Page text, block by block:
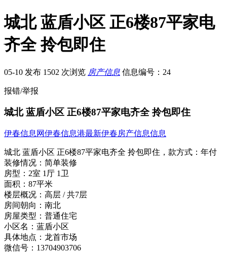
城北 蓝盾小区 正6楼87平家电
齐全 拎包即住
05-10 发布 1502 次浏览 房产信息 信息编号：24
报错/举报
城北 蓝盾小区 正6楼87平家电齐全 拎包即住
伊春信息网伊春信息港最新伊春房产信息信息
城北 蓝盾小区 正6楼87平家电齐全 拎包即住， 款方式： 年付
装修情况： 简单装修
房型： 2室 1厅 1卫
面积： 87平米
楼层概况： 高层 / 共7层
房间朝向： 南北
房屋类型： 普通住宅
小区名： 蓝盾小区
具体地点： 龙首市场
微信号： 13704903706